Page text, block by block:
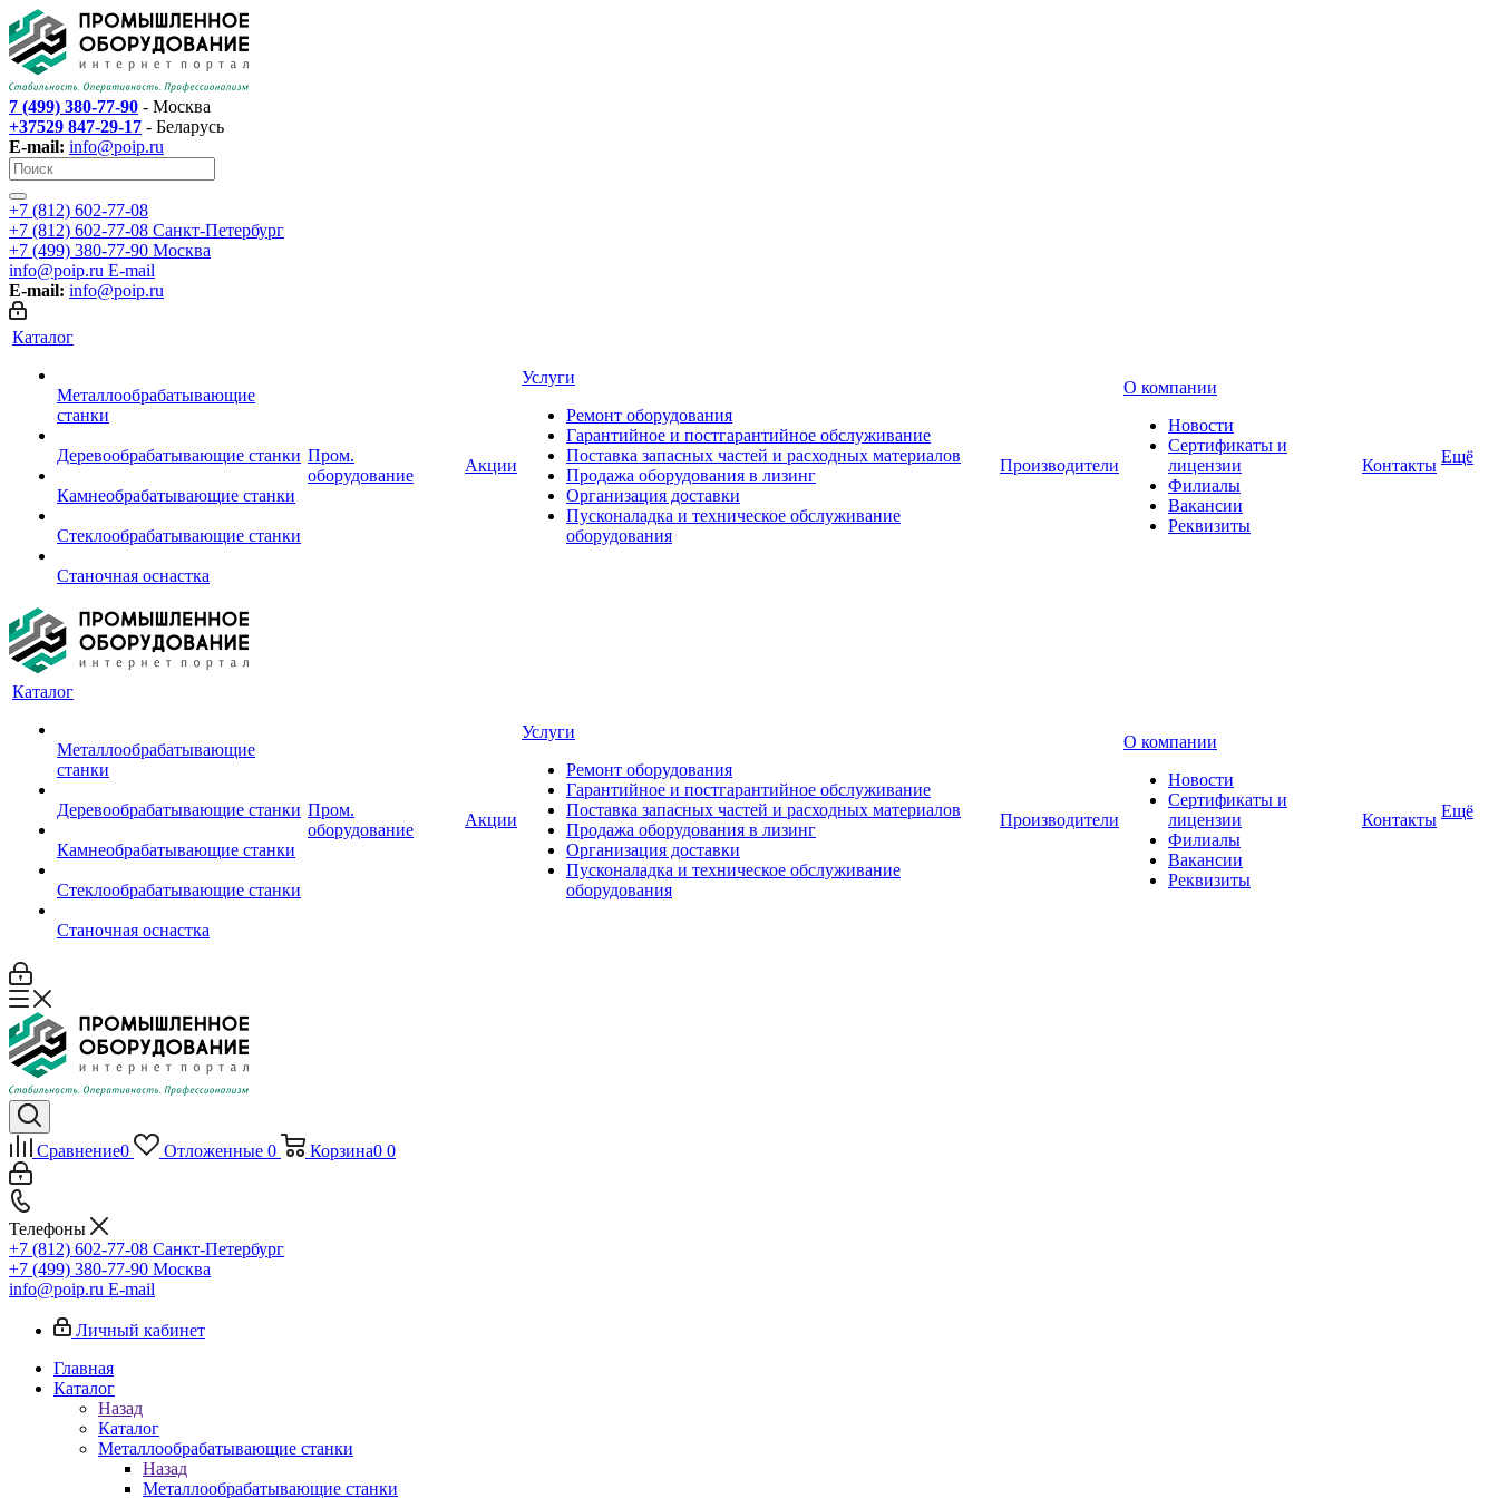
7 (499) 380-77-90 - Москва
+37529 847-29-17 - Беларусь
E-mail: info@poip.ru
+7 (812) 602-77-08
+7 (812) 602-77-08 Санкт-Петербург
+7 (499) 380-77-90 Москва
info@poip.ru E-mail
E-mail: info@poip.ru
Каталог
Металлообрабатывающие
станки
Деревообрабатывающие станки
Камнеобрабатывающие станки
Стеклообрабатывающие станки
Станочная оснастка
Пром.
оборудование
Акции
Услуги
Ремонт оборудования
Гарантийное и постгарантийное обслуживание
Поставка запасных частей и расходных материалов
Продажа оборудования в лизинг
Организация доставки
Пусконаладка и техническое обслуживание
оборудования
Производители
О компании
Новости
Сертификаты и
лицензии
Филиалы
Вакансии
Реквизиты
Контакты Ещё
Каталог
Металлообрабатывающие
станки
Деревообрабатывающие станки
Камнеобрабатывающие станки
Стеклообрабатывающие станки
Станочная оснастка
Пром.
оборудование
Акции
Услуги
Ремонт оборудования
Гарантийное и постгарантийное обслуживание
Поставка запасных частей и расходных материалов
Продажа оборудования в лизинг
Организация доставки
Пусконаладка и техническое обслуживание
оборудования
Производители
О компании
Новости
Сертификаты и
лицензии
Филиалы
Вакансии
Реквизиты
Контакты Ещё
Сравнение0 Отложенные 0 Корзина0 0
Телефоны
+7 (812) 602-77-08 Санкт-Петербург
+7 (499) 380-77-90 Москва
info@poip.ru E-mail
Личный кабинет
Главная
Каталог
Назад
Каталог
Металлообрабатывающие станки
Назад
Металлообрабатывающие станки